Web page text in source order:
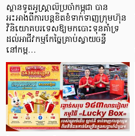
ស្ថានទូតអូស្ត្រាលីប្រចាំកម្ពុជា បាន
អះអាងពីការបន្តខិតខំទាក់ទាញក្រុមហ៊ុន
វិនិយោគបរទេសឱ្យមកបោះទុនគាំទ្រ
ដល់អាជីវកម្មកែច្នៃគ្រាប់ស្វាយចន្ទី
នៅកម្ព…